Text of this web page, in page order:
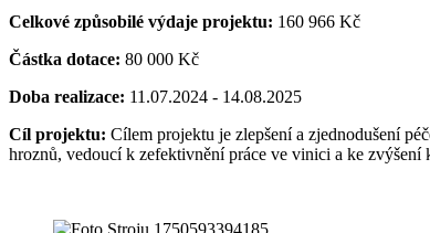
Celkové způsobilé výdaje projektu: 160 966 Kč
Částka dotace: 80 000 Kč
Doba realizace: 11.07.2024 - 14.08.2025
Cíl projektu: Cílem projektu je zlepšení a zjednodušení
hroznů, vedoucí k zefektivnění práce ve vinici a ke zvýšení